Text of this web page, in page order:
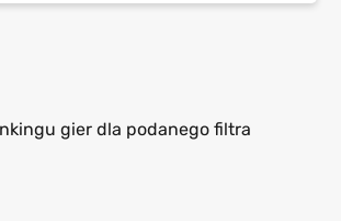
gier dla podanego filtra